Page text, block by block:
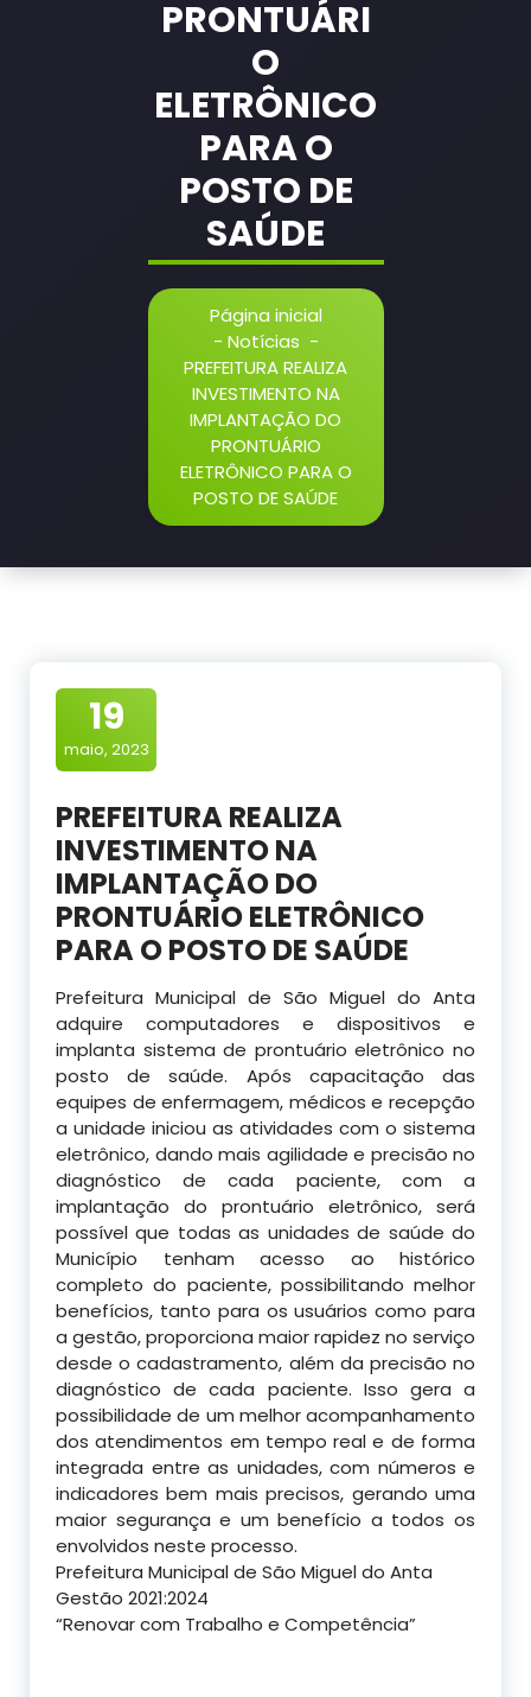
PRONTUÁRI
O
ELETRÔNICO
PARA O
POSTO DE
SAÚDE
Página inicial
- Notícias -
PREFEITURA REALIZA
INVESTIMENTO NA
IMPLANTAÇÃO DO
PRONTUÁRIO
ELETRÔNICO PARA O
POSTO DE SAÚDE
19
maio, 2023
PREFEITURA REALIZA
INVESTIMENTO NA
IMPLANTAÇÃO DO
PRONTUÁRIO ELETRÔNICO
PARA O POSTO DE SAÚDE
Prefeitura Municipal de São Miguel do Anta
adquire computadores e dispositivos e
implanta sistema de prontuário eletrônico no
posto de saúde. Após capacitação das
equipes de enfermagem, médicos e recepção
a unidade iniciou as atividades com o sistema
eletrônico, dando mais agilidade e precisão no
diagnóstico de cada paciente, com a
implantação do prontuário eletrônico, será
possível que todas as unidades de saúde do
Município tenham acesso ao histórico
completo do paciente, possibilitando melhor
benefícios, tanto para os usuários como para
a gestão, proporciona maior rapidez no serviço
desde o cadastramento, além da precisão no
diagnóstico de cada paciente. Isso gera a
possibilidade de um melhor acompanhamento
dos atendimentos em tempo real e de forma
integrada entre as unidades, com números e
indicadores bem mais precisos, gerando uma
maior segurança e um benefício a todos os
envolvidos neste processo.
Prefeitura Municipal de São Miguel do Anta
Gestão 2021:2024
“Renovar com Trabalho e Competência”